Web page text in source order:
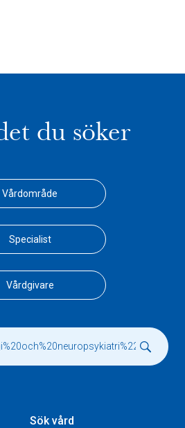
du söker
Vårdområde
Specialist
Vårdgivare
Sök vård